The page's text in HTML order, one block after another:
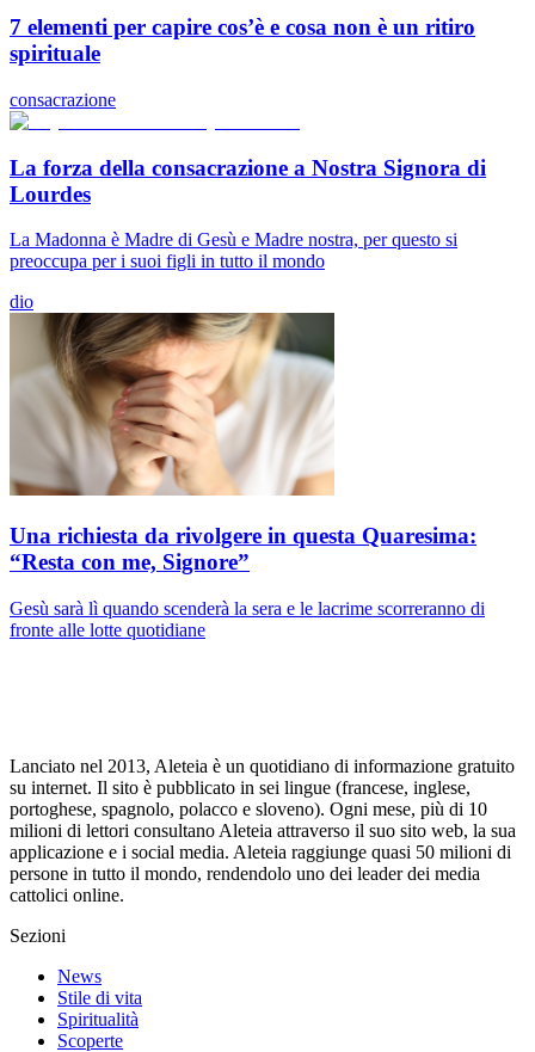
7 elementi per capire cos’è e cosa non è un ritiro
spirituale
consacrazione
La forza della consacrazione a Nostra Signora di
Lourdes
La Madonna è Madre di Gesù e Madre nostra, per questo si
preoccupa per i suoi figli in tutto il mondo
dio
Una richiesta da rivolgere in questa Quaresima:
“Resta con me, Signore”
Gesù sarà lì quando scenderà la sera e le lacrime scorreranno di
fronte alle lotte quotidiane
Lanciato nel 2013, Aleteia è un quotidiano di informazione gratuito
su internet. Il sito è pubblicato in sei lingue (francese, inglese,
portoghese, spagnolo, polacco e sloveno). Ogni mese, più di 10
milioni di lettori consultano Aleteia attraverso il suo sito web, la sua
applicazione e i social media. Aleteia raggiunge quasi 50 milioni di
persone in tutto il mondo, rendendolo uno dei leader dei media
cattolici online.
Sezioni
News
Stile di vita
Spiritualità
Scoperte